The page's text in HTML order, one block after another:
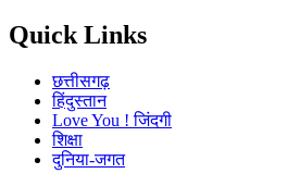
Quick Links
छत्तीसगढ़
हिंदुस्तान
Love You ! जिंदगी
शिक्षा
दुनिया-जगत